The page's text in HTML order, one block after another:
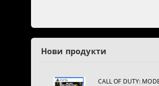
Нови продукти